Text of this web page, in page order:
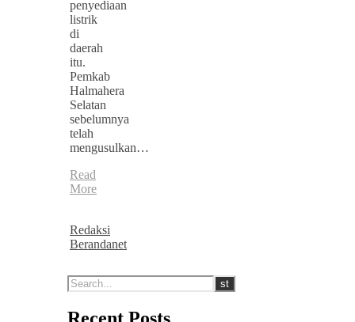
penyediaan
listrik
di
daerah
itu.
Pemkab
Halmahera
Selatan
sebelumnya
telah
mengusulkan…
Read
More
Redaksi
Berandanet
Recent Posts